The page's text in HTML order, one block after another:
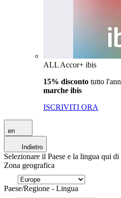
ALL Accor+ ibis
15% disconto tutto
marche ibis
ISCRIVITI ORA
en
Indietro
Selezionare il Paese e la lingua qui di
Zona geografica
Paese/Regione - Lingua